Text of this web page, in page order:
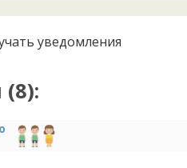
уведомления
(8):